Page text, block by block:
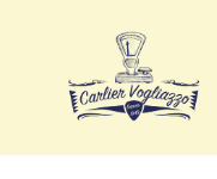
contenu